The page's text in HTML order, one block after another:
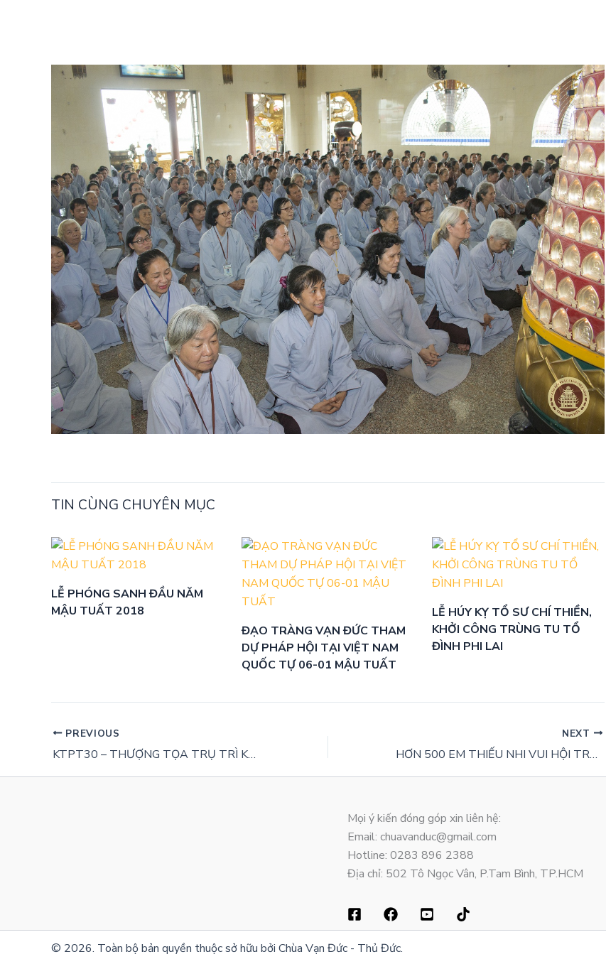
TIN CÙNG CHUYÊN MỤC
LỄ PHÓNG SANH ĐẦU NĂM
MẬU TUẤT 2018
ĐẠO TRÀNG VẠN ĐỨC THAM
DỰ PHÁP HỘI TẠI VIỆT NAM
QUỐC TỰ 06-01 MẬU TUẤT
LỄ HÚY KỴ TỔ SƯ CHÍ THIỀN,
KHỞI CÔNG TRÙNG TU TỔ
ĐÌNH PHI LAI
PREVIOUS
KTPT30 – THƯỢNG TỌA TRỤ TRÌ KHAI THỊ TÔNG CHỈ PHÁP MÔN NIỆM PHẬT
NEXT
HƠN 500 EM THIẾU NHI VUI HỘI TRUNG THU 2018
Mọi ý kiến đóng góp xin liên hệ:
Email: chuavanduc@gmail.com
Hotline: 0283 896 2388
Địa chỉ: 502 Tô Ngọc Vân, P.Tam Bình, TP.HCM
© 2026. Toàn bộ bản quyền thuộc sở hữu bởi Chùa Vạn Đức - Thủ Đức.